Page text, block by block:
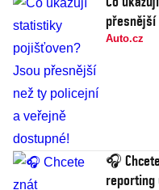
přesnější
Auto.cz
🎧
reporting